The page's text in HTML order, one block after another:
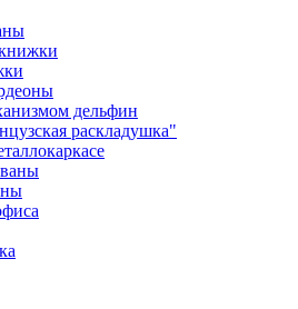
дельфин
раскладушка"